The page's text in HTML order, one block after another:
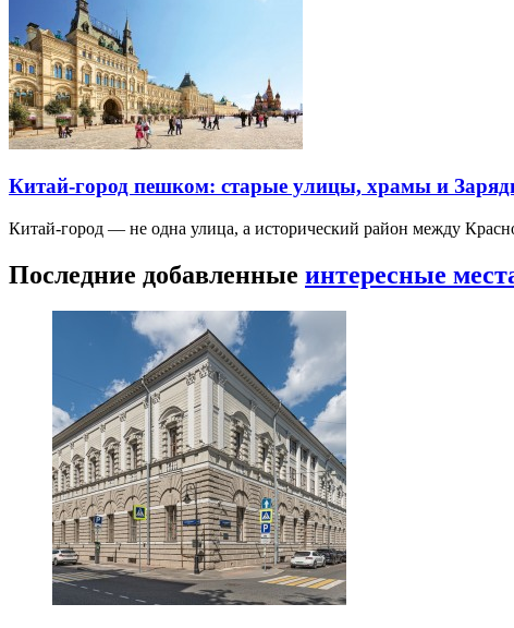
Китай-город пешком: старые улицы, храмы и
Китай-город — не одна улица, а исторический район между
Последние добавленные интересные